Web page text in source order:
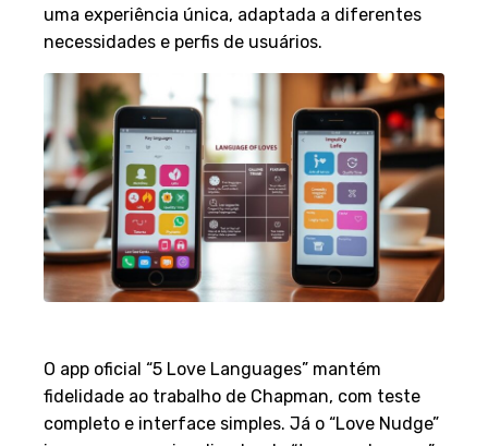
uma experiência única, adaptada a diferentes
necessidades e perfis de usuários.
O app oficial “5 Love Languages” mantém
fidelidade ao trabalho de Chapman, com teste
completo e interface simples. Já o “Love Nudge”